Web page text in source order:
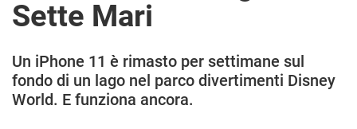
Sette Mari
Un iPhone 11 è rimasto per settimane sul
fondo di un lago nel parco divertimenti Disney
World. E funziona ancora.